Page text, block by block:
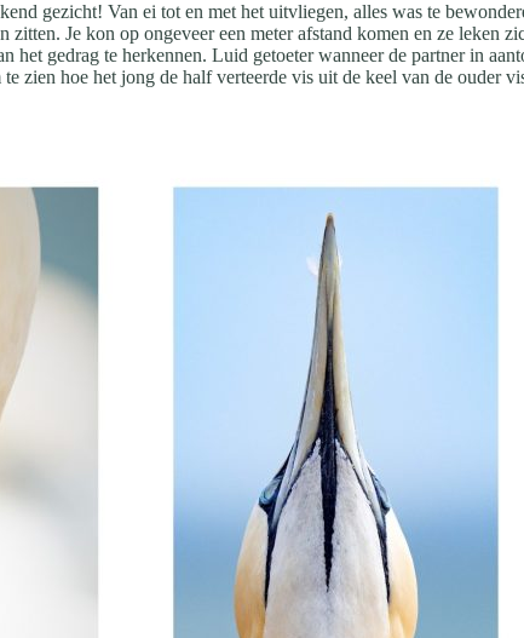
gezicht! Van ei tot en met het uitvliegen, alles was te
Je kon op ongeveer een meter afstand komen en ze leken
gedrag te herkennen. Luid getoeter wanneer de partner in
zien hoe het jong de half verteerde vis uit de keel van de ouder